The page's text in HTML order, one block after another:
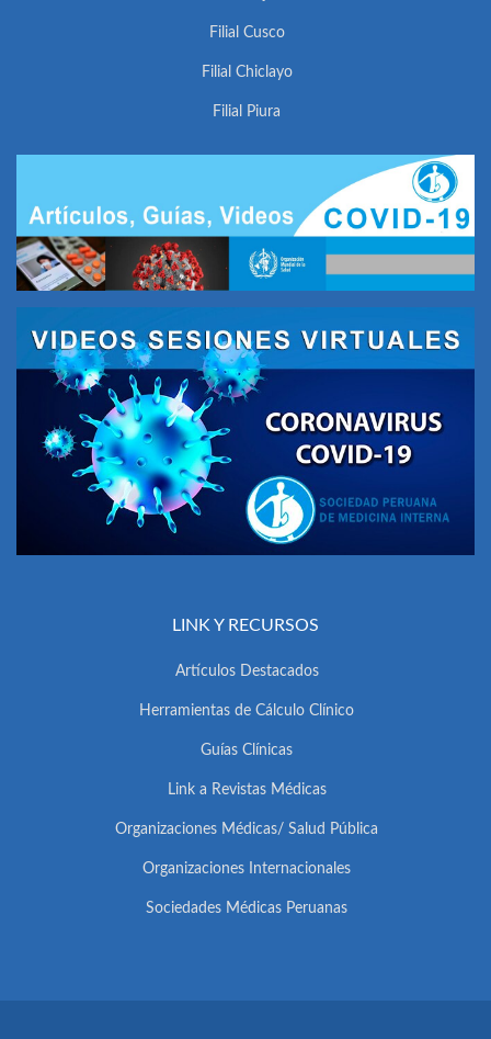
Filial Cusco
Filial Chiclayo
Filial Piura
LINK Y RECURSOS
Artículos Destacados
Herramientas de Cálculo Clínico
Guías Clínicas
Link a Revistas Médicas
Organizaciones Médicas/ Salud Pública
Organizaciones Internacionales
Sociedades Médicas Peruanas